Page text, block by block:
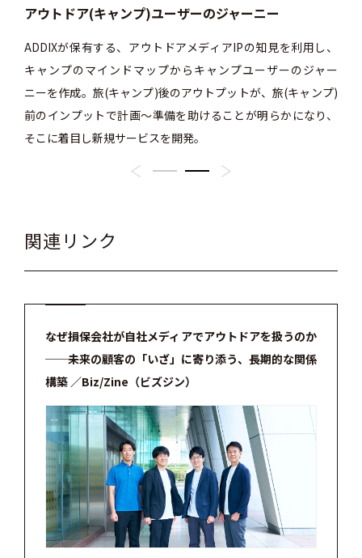
アウトドア(キャンプ)ユーザーのジャーニー
ADDIXが保有する、アウトドアメディアIPの知見を利用し、
キャンプのマインドマップからキャンプユーザーのジャー
ニーを作成。旅(キャンプ)後のアウトプットが、旅(キャンプ)
前のインプットで計画〜準備を助けることが明らかになり、
そこに着目し新規サービスを開発。
関連リンク
なぜ損保会社が自社メディアでアウトドアを扱うのか
──未来の顧客の「いざ」に寄り添う、長期的な関係
構築 ／Biz/Zine（ビズジン）